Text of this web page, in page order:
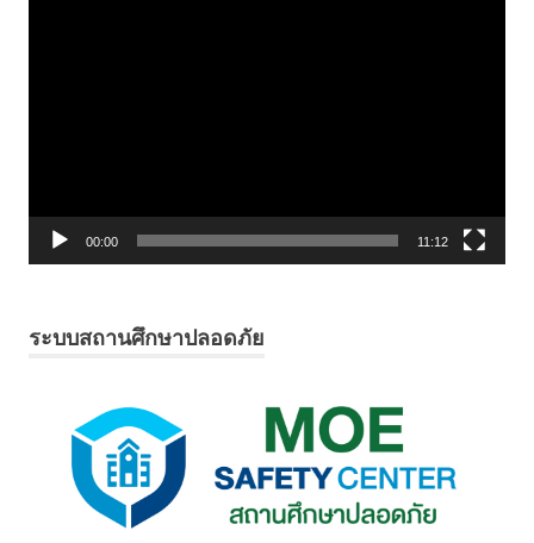
00:00 11:12
ระบบสถานศึกษาปลอดภัย